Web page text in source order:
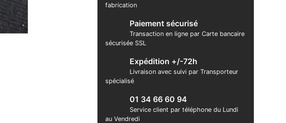
fabrication
Paiement sécurisé
Transaction en ligne par Carte bancaire
sécurisée SSL
Expédition +/-72h
Livraison avec suivi par Transporteur
spécialisé
01 34 66 60 94
Service client par téléphone du Lundi
au Vendredi